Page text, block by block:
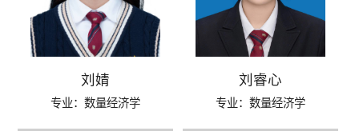
刘婧
专业：数量经济学
刘睿心
专业：数量经济学